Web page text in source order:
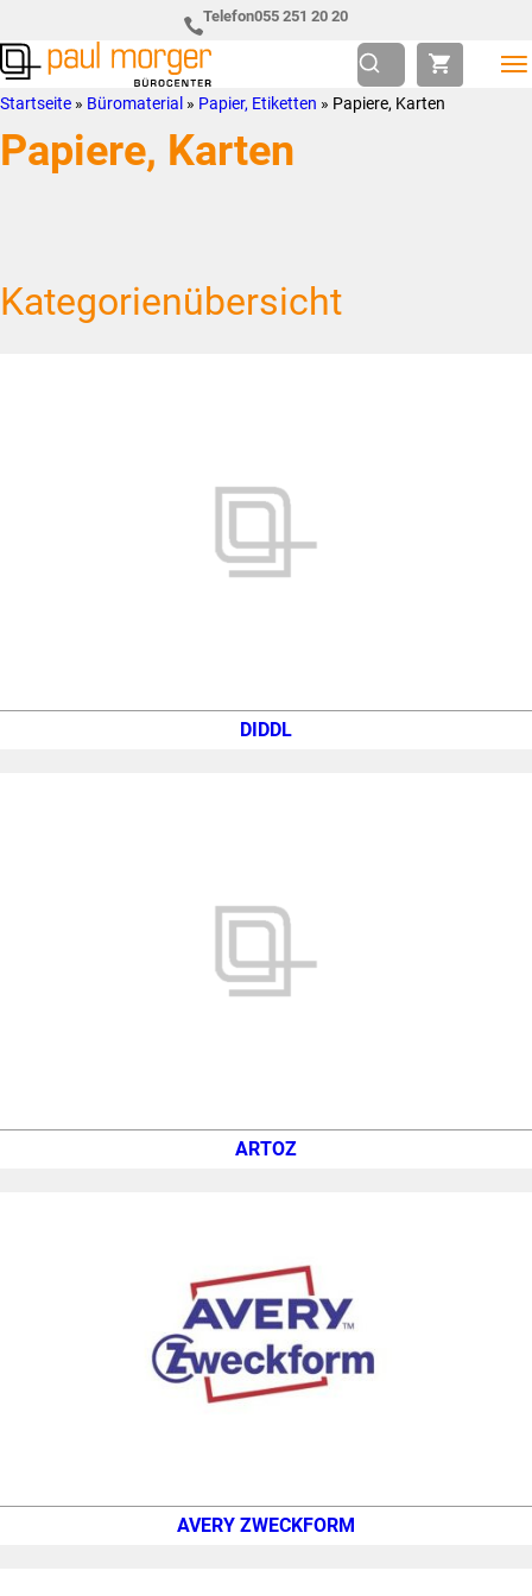
Hauptnavigation
springen
to
main
content
Telefon055 251 20 20
Paul
Morger
AG
so
individuell
wie
Startseite » Büromaterial » Papier, Etiketten » Papiere, Karten
Papiere, Karten
Kategorienübersicht
DIDDL
ARTOZ
AVERY ZWECKFORM